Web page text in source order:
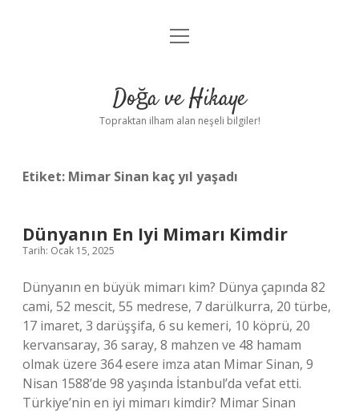
Anasayfa
Yasal Uyarı
menüyü
Doğa ve Hikaye
Topraktan ilham alan neşeli bilgiler!
Etiket: Mimar Sinan kaç yıl yaşadı
Dünyanın En Iyi Mimarı Kimdir
Tarih: Ocak 15, 2025
Dünyanın en büyük mimarı kim? Dünya çapında 82
cami, 52 mescit, 55 medrese, 7 darülkurra, 20 türbe,
17 imaret, 3 darüşşifa, 6 su kemeri, 10 köprü, 20
kervansaray, 36 saray, 8 mahzen ve 48 hamam
olmak üzere 364 esere imza atan Mimar Sinan, 9
Nisan 1588’de 98 yaşında İstanbul’da vefat etti.
Türkiye’nin en iyi mimarı kimdir? Mimar Sinan